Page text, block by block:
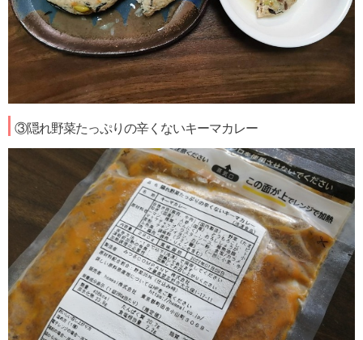
③隠れ野菜たっぷりの辛くないキーマカレー